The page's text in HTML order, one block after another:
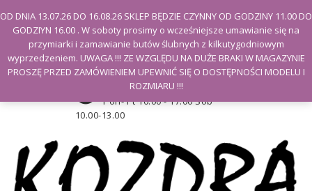
Witamy na stronie Kozdra
Moje konto
Godziny otwarcia sklepu
Pon- Pt 10.00 - 17.00 Sob
10.00-13.00
OD DNIA 13.07.26 DO 16.08.26 SKLEP BĘDZIE CZYNNY OD GODZINY 11.00 DO
GODZIYN 16.00 . W soboty prosimy o wcześniejsze umawianie się na
przymiarki i zamawianie butów ślubnych z kilkutygodniowym
wyprzedzeniem. UWAGA !!! ZE WZGLĘDU NA DUŻE BRAKI W MAGAZYNIE
PROSZĘ PRZED ZAMÓWIENIEM UPEWNIĆ SIĘ O DOSTĘPNOŚCI MODELU I
ROZMIARU !!!